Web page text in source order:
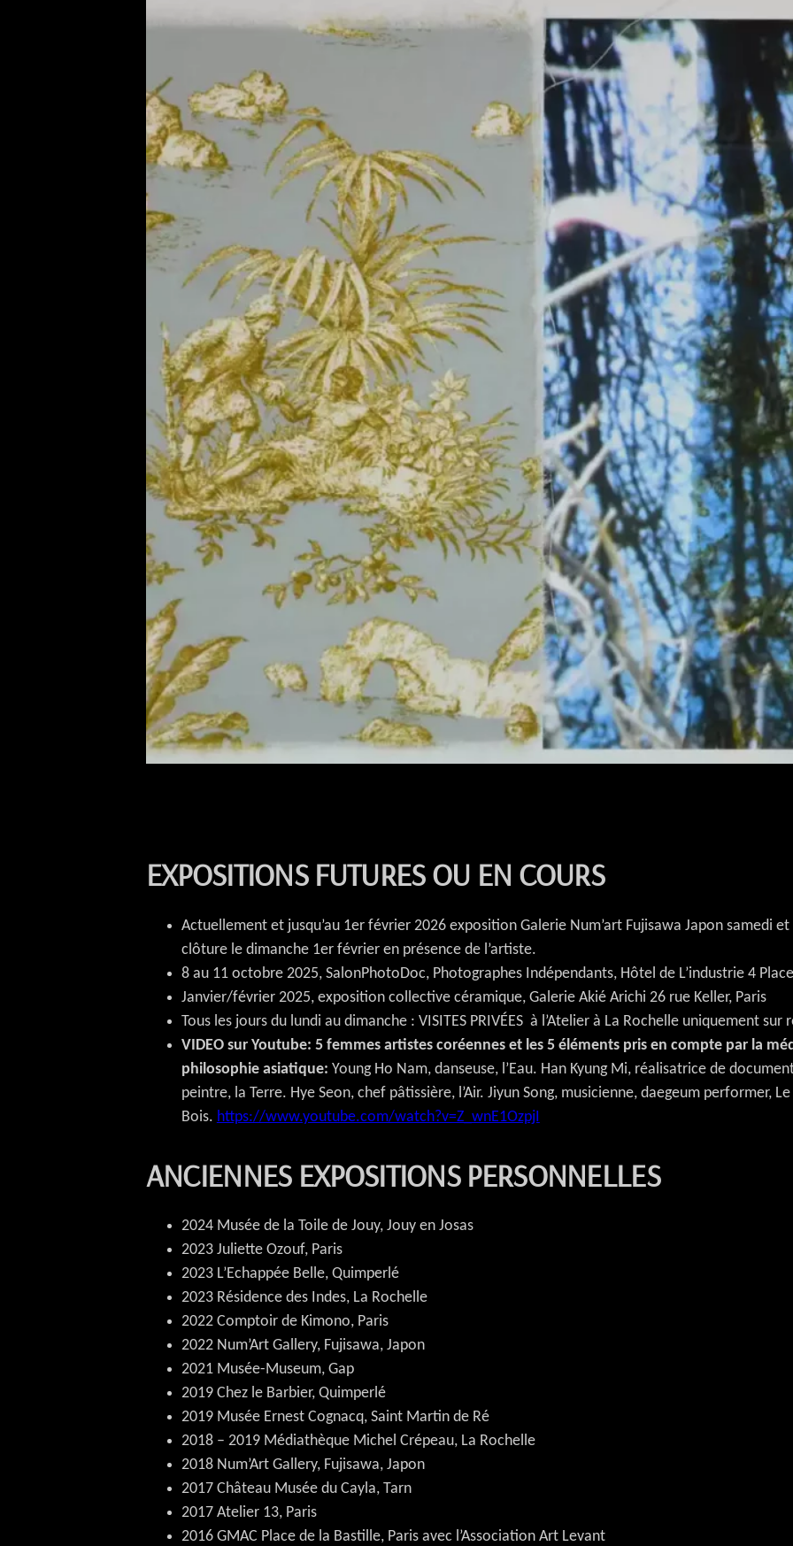
EXPOSITIONS FUTURES OU EN COURS
Actuellement et jusqu’au 1er février 2026 exposition Galerie Num’art Fujisawa Japon samedi
clôture le dimanche 1er février en présence de l’artiste.
8 au 11 octobre 2025, SalonPhotoDoc, Photographes Indépendants, Hôtel de L’industrie 4
Janvier/février 2025, exposition collective céramique, Galerie Akié Arichi 26 rue Keller, Paris
Tous les jours du lundi au dimanche : VISITES PRIVÉES à l’Atelier à La Rochelle uniquement
VIDEO sur Youtube: 5 femmes artistes coréennes et les 5 éléments pris en compte par la
philosophie asiatique: Young Ho Nam, danseuse, l’Eau. Han Kyung Mi, réalisatrice de
peintre, la Terre. Hye Seon, chef pâtissière, l’Air. Jiyun Song, musicienne, daegeum performer, Le
Bois. https://www.youtube.com/watch?v=Z_wnE1OzpjI
ANCIENNES EXPOSITIONS PERSONNELLES
2024 Musée de la Toile de Jouy, Jouy en Josas
2023 Juliette Ozouf, Paris
2023 L’Echappée Belle, Quimperlé
2023 Résidence des Indes, La Rochelle
​2022 Comptoir de Kimono, Paris
2022 Num’Art Gallery, Fujisawa, Japon
2021 Musée-Museum, Gap
2019 Chez le Barbier, Quimperlé
2019 Musée Ernest Cognacq, Saint Martin de Ré
2018 – 2019 Médiathèque Michel Crépeau, La Rochelle
2018 Num’Art Gallery, Fujisawa, Japon
2017 Château Musée du Cayla, Tarn
2017 Atelier 13, Paris
2016 GMAC Place de la Bastille, Paris avec l’Association Art Levant